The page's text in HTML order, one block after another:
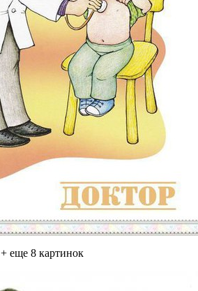
+ еще 8 картинок